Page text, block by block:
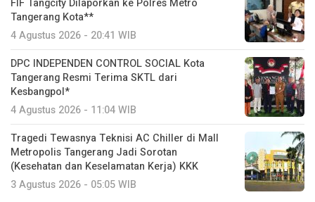
FIF Tangcity Dilaporkan ke Polres Metro
Tangerang Kota**
4 Agustus 2026 - 20:41 WIB
DPC INDEPENDEN CONTROL SOCIAL Kota
Tangerang Resmi Terima SKTL dari
Kesbangpol*
4 Agustus 2026 - 11:04 WIB
Tragedi Tewasnya Teknisi AC Chiller di Mall
Metropolis Tangerang Jadi Sorotan
(Kesehatan dan Keselamatan Kerja) KKK
3 Agustus 2026 - 05:05 WIB